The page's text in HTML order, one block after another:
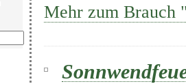
Mehr zum Brauch